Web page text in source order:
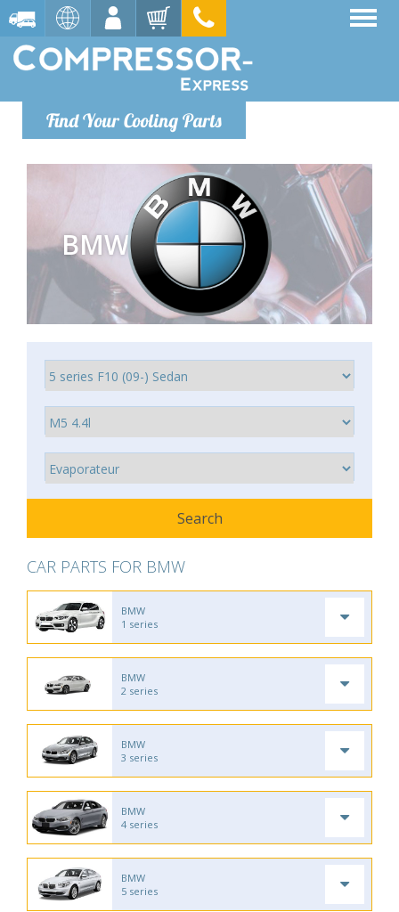
Find Your Cooling Parts
BMW
CAR PARTS FOR BMW
BMW
1 series
BMW
2 series
BMW
3 series
BMW
4 series
BMW
5 series